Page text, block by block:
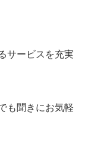
サービスを充実
も聞きにお気軽